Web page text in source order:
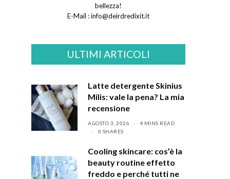
bellezza!
E-Mail :info@deirdredixit.it
ULTIMI ARTICOLI
Latte detergente Skinius
Milis: vale la pena? La mia
recensione
AGOSTO 3, 2026
4 MINS READ
0 SHARES
Cooling skincare: cos’è la
beauty routine effetto
freddo e perché tutti ne